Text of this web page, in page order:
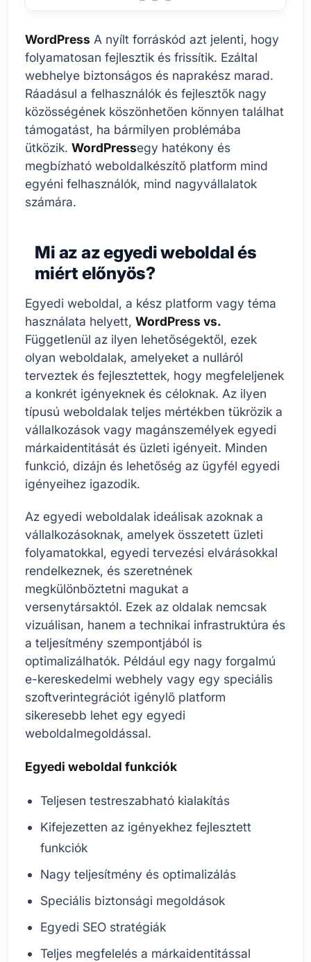
WordPress A nyílt forráskód azt jelenti, hogy
folyamatosan fejlesztik és frissítik. Ezáltal
webhelye biztonságos és naprakész marad.
Ráadásul a felhasználók és fejlesztők nagy
közösségének köszönhetően könnyen találhat
támogatást, ha bármilyen problémába
ütközik. WordPressegy hatékony és
megbízható weboldalkészítő platform mind
egyéni felhasználók, mind nagyvállalatok
számára.
Mi az az egyedi weboldal és
miért előnyös?
Egyedi weboldal, a kész platform vagy téma
használata helyett, WordPress vs.
Függetlenül az ilyen lehetőségektől, ezek
olyan weboldalak, amelyeket a nulláról
terveztek és fejlesztettek, hogy megfeleljenek
a konkrét igényeknek és céloknak. Az ilyen
típusú weboldalak teljes mértékben tükrözik a
vállalkozások vagy magánszemélyek egyedi
márkaidentitását és üzleti igényeit. Minden
funkció, dizájn és lehetőség az ügyfél egyedi
igényeihez igazodik.
Az egyedi weboldalak ideálisak azoknak a
vállalkozásoknak, amelyek összetett üzleti
folyamatokkal, egyedi tervezési elvárásokkal
rendelkeznek, és szeretnének
megkülönböztetni magukat a
versenytársaktól. Ezek az oldalak nemcsak
vizuálisan, hanem a technikai infrastruktúra és
a teljesítmény szempontjából is
optimalizálhatók. Például egy nagy forgalmú
e-kereskedelmi webhely vagy egy speciális
szoftverintegrációt igénylő platform
sikeresebb lehet egy egyedi
weboldalmegoldással.
Egyedi weboldal funkciók
Teljesen testreszabható kialakítás
Kifejezetten az igényekhez fejlesztett
funkciók
Nagy teljesítmény és optimalizálás
Speciális biztonsági megoldások
Egyedi SEO stratégiák
Teljes megfelelés a márkaidentitással